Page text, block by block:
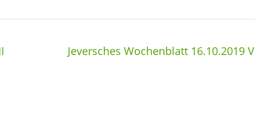
Jeversches Wochenblatt 16.10.2019 V